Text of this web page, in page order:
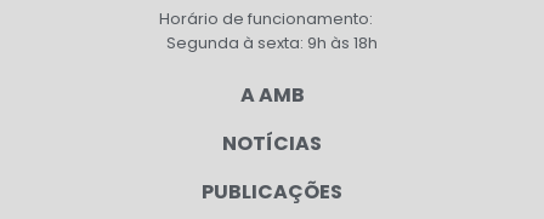
Horário de funcionamento:
Segunda à sexta: 9h às 18h
A AMB
NOTÍCIAS
PUBLICAÇÕES